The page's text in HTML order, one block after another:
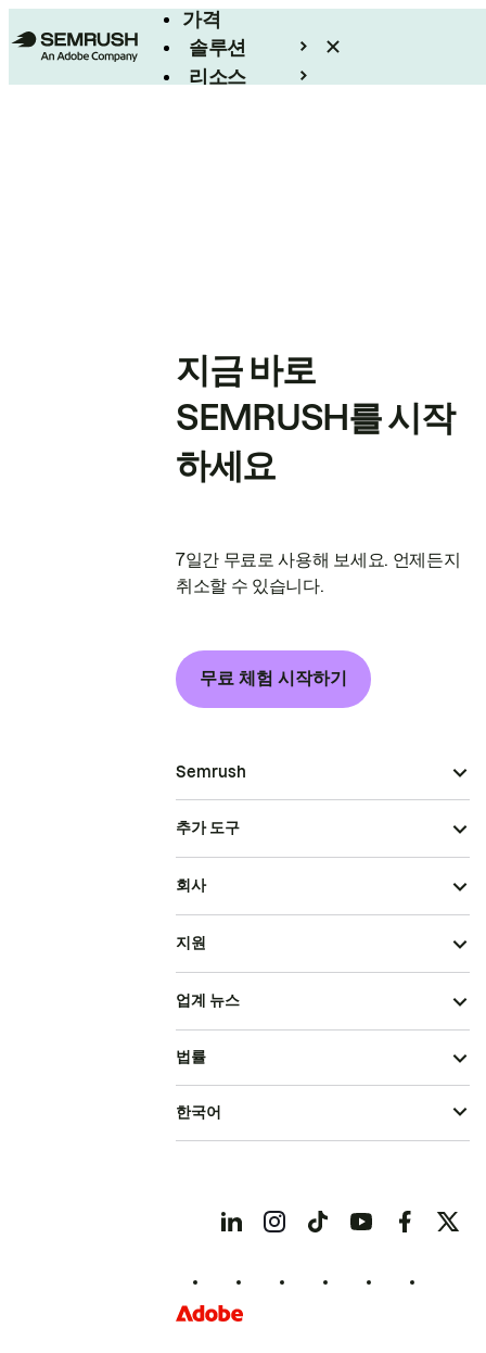
가격
솔루션
리소스
지금 바로
SEMRUSH를 시작
하세요
7일간 무료로 사용해 보세요. 언제든지
취소할 수 있습니다.
무료 체험 시작하기
Semrush
추가 도구
회사
지원
업계 뉴스
법률
한국어